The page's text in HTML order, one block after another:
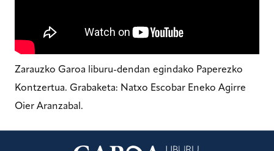
Zarauzko Garoa liburu-dendan egindako Paperezko
Kontzertua. Grabaketa: Natxo Escobar Eneko Agirre
Oier Aranzabal.